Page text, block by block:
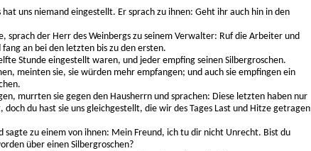
hat uns niemand eingestellt. Er sprach zu ihnen: Geht ihr auch hin in den
sprach der Herr des Weinbergs zu seinem Verwalter: Ruf die Arbeiter und
fang an bei den letzten bis zu den ersten.
Stunde eingestellt waren, und jeder empfing seinen Silbergroschen.
meinten sie, sie würden mehr empfangen; und auch sie empfingen ein
murrten sie gegen den Hausherrn und sprachen: Diese letzten haben nur
du hast sie uns gleichgestellt, die wir des Tages Last und Hitze getragen
sagte zu einem von ihnen: Mein Freund, ich tu dir nicht Unrecht. Bist du
über einen Silbergroschen?